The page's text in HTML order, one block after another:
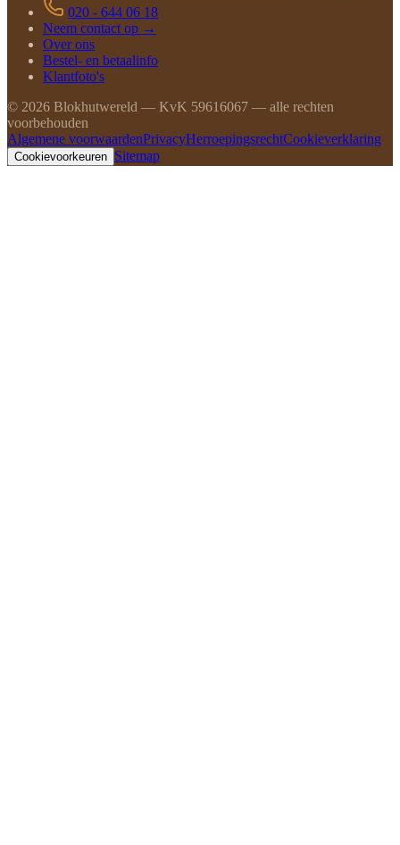
020 - 644 06 18
Neem contact op →
Over ons
Bestel- en betaalinfo
Klantfoto's
© 2026 Blokhutwereld — KvK 59616067 — alle rechten
voorbehouden
Algemene voorwaardenPrivacyHerroepingsrechtCookieverklaring
Cookievoorkeuren Sitemap